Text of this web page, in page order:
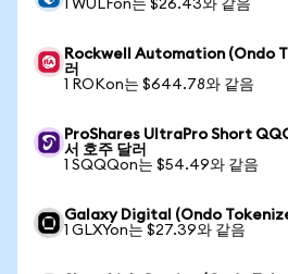
1 WULFon는 $26.43와 같음
Rockwell Automation (Ondo
러
1 ROKon는 $644.78와 같음
ProShares UltraPro Short
서 호주 달러
1 SQQQon는 $54.49와 같음
Galaxy Digital (Ondo
1 GLXYon는 $27.39와 같음